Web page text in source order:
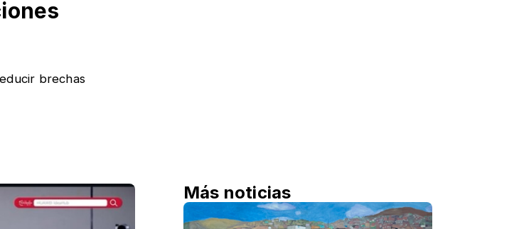
brechas
Más noticias